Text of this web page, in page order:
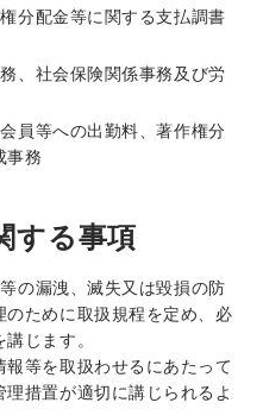
分配金等に関する支払調書
、社会保険関係事務及び労
員等への出勤料、著作権分
事務
する事項
の漏洩、滅失又は毀損の防
ために取扱規程を定め、必
じます。
等を取扱わせるにあたって
措置が適切に講じられるよ